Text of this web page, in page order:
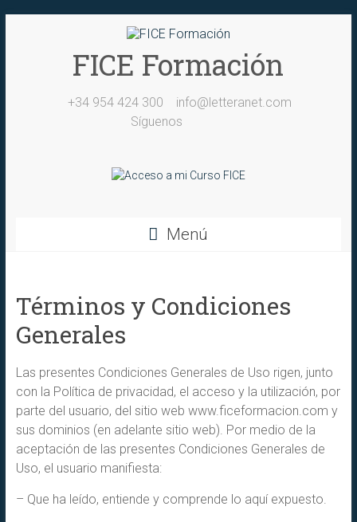
FICE Formación
+34 954 424 300 info@letteranet.com
Síguenos
Menú
Términos y Condiciones
Generales
Las presentes Condiciones Generales de Uso rigen, junto
con la Política de privacidad, el acceso y la utilización, por
parte del usuario, del sitio web www.ficeformacion.com y
sus dominios (en adelante sitio web). Por medio de la
aceptación de las presentes Condiciones Generales de
Uso, el usuario manifiesta:
– Que ha leído, entiende y comprende lo aquí expuesto.